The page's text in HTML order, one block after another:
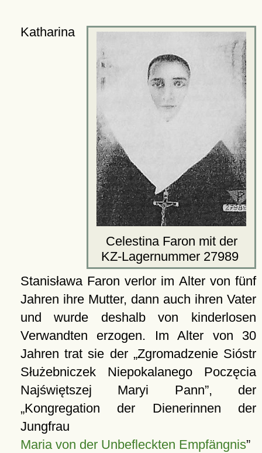
Celestina Faron mit der
KZ-Lagernummer 27989
Katharina
Stanisława Faron verlor im Alter von fünf
Jahren ihre Mutter, dann auch ihren Vater
und wurde deshalb von kinderlosen
Verwandten erzogen. Im Alter von 30
Jahren trat sie der
Zgromadzenie Sióstr
Służebniczek Niepokalanego Poczęcia
Najświętszej Maryi Pann , der
Kongregation der Dienerinnen der
Jungfrau
Maria von der Unbefleckten Empfängnis